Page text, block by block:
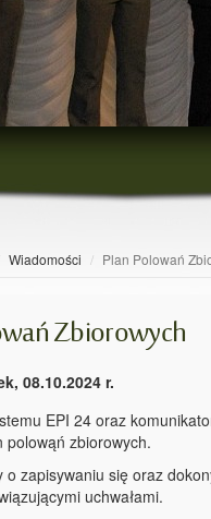
Wiadomości Plan Polowań
Zbiorowych
08.10.2024 r.
EPI 24 oraz
polowąń zbiorowych.
o zapisywaniu się oraz
uchwałami.